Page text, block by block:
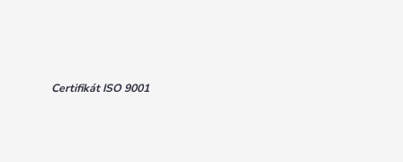
Certifikát ISO 9001